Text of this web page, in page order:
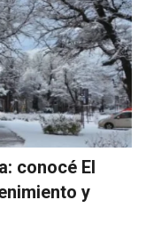
conocé El
y